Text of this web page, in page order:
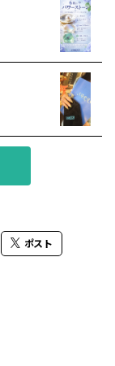
ポスト